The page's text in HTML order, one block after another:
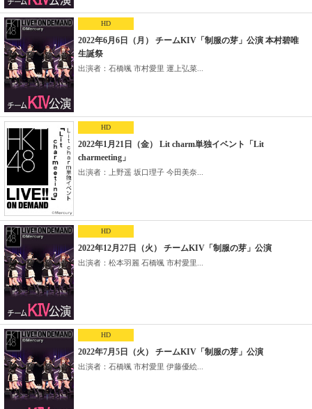
HD
2022年6月6日（月） チームKIV「制服の芽」公演 本村碧唯
生誕祭
出演者：石橋颯 市村愛里 運上弘菜...
HD
2022年1月21日（金） Lit charm単独イベント「Lit
charmeeting」
出演者：上野遥 坂口理子 今田美奈...
HD
2022年12月27日（火） チームKIV「制服の芽」公演
出演者：松本羽麗 石橋颯 市村愛里...
HD
2022年7月5日（火） チームKIV「制服の芽」公演
出演者：石橋颯 市村愛里 伊藤優絵...